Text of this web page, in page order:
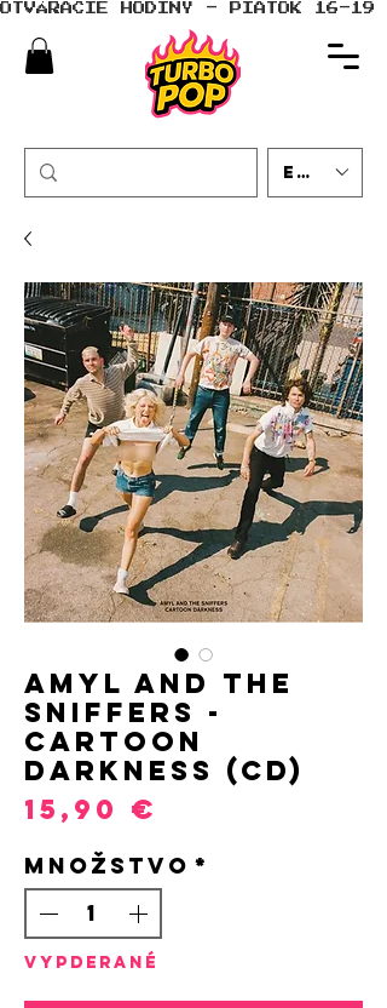
OTVÁRACIE HODINY - PIATOK 16-19
EUR (€)
Amyl and The
Sniffers -
Cartoon
Darkness (CD)
15,90 €
Množstvo *
VYPDERANÉ